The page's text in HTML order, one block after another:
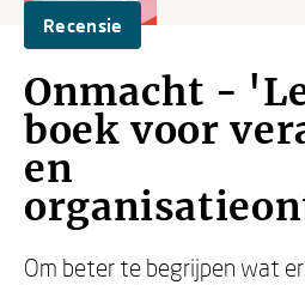
Recensie
Onmacht -
boek voor
en
Om beter te begrijpen wat